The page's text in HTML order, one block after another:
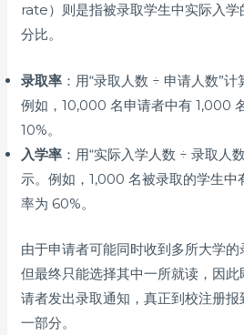
rate）则是指被录取学生中实际入
分比。
录取率 ：用“录取人数 ÷ 申请人数”计
例如，10,000 名申请者中有 1,000
10%。
入学率 ：用“实际入学人数 ÷ 录取人
示。例如，1,000 名被录取的学生
率为 60%。
由于申请者可能同时收到多所大学
但最终只能选择其中一所就读，因
请者发出录取通知，真正到校注册
一部分。